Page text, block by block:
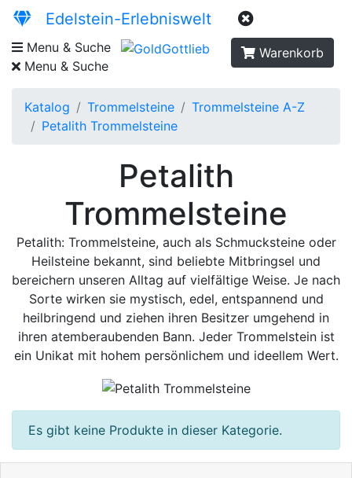
Edelstein-Erlebniswelt
Menu & Suche
Menu & Suche
Warenkorb
Katalog Trommelsteine
Trommelsteine A-Z
Petalith Trommelsteine
Petalith
Trommelsteine
Petalith: Trommelsteine, auch als Schmucksteine oder
Heilsteine bekannt, sind beliebte Mitbringsel und
bereichern unseren Alltag auf vielfältige Weise. Je nach
Sorte wirken sie mystisch, edel, entspannend und
heilbringend und ziehen ihren Besitzer umgehend in
ihren atemberaubenden Bann. Jeder Trommelstein ist
ein Unikat mit hohem persönlichem und ideellem Wert.
Es gibt keine Produkte in dieser Kategorie.